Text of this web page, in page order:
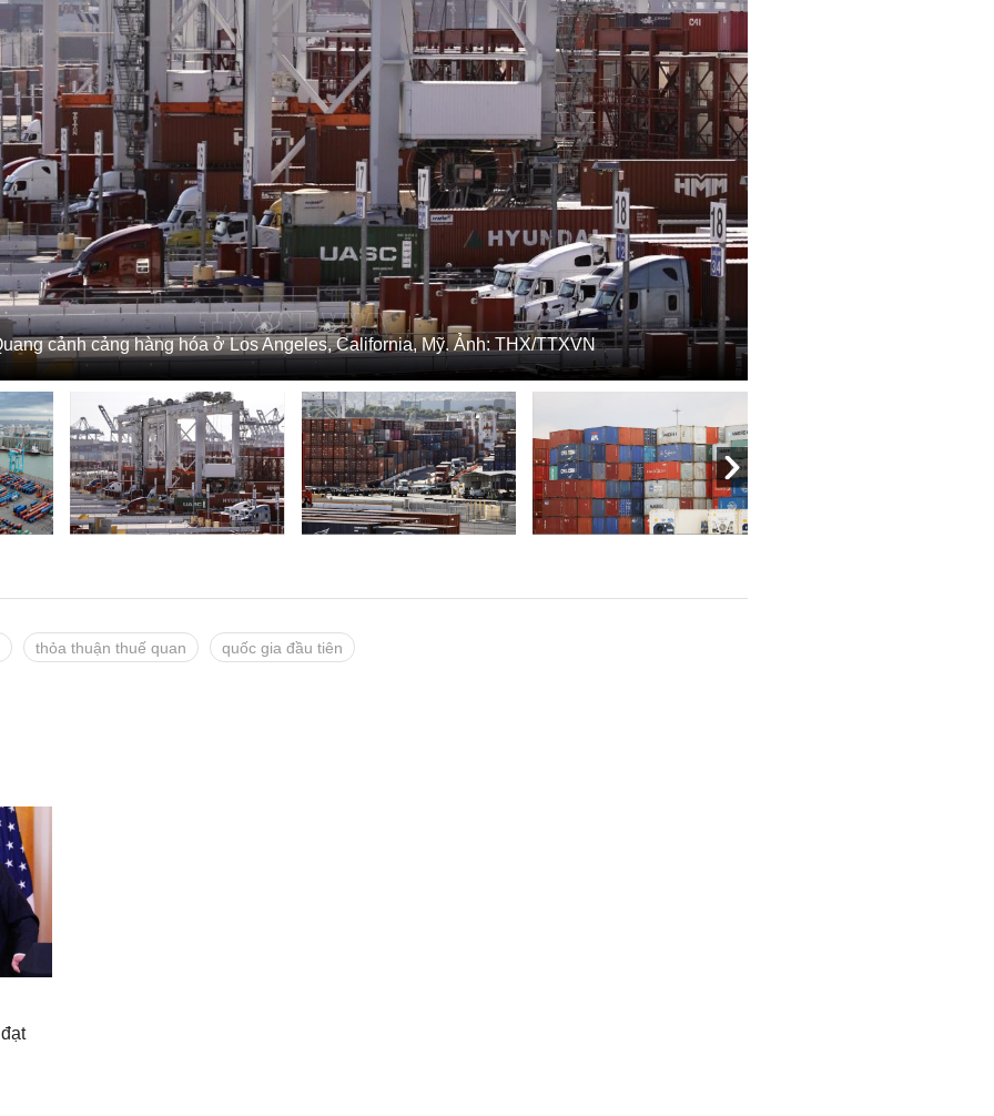
cảnh cảng hàng hóa ở Los Angeles, California, Mỹ. Ảnh: THX/TTXVN
thỏa thuận thuế quan quốc gia đầu tiên